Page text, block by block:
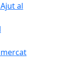
al